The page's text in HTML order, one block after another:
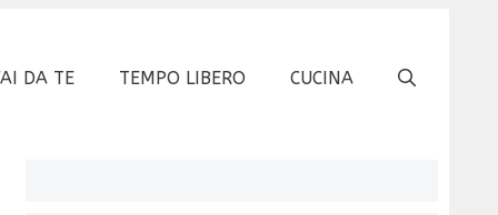
DA TE TEMPO LIBERO CUCINA